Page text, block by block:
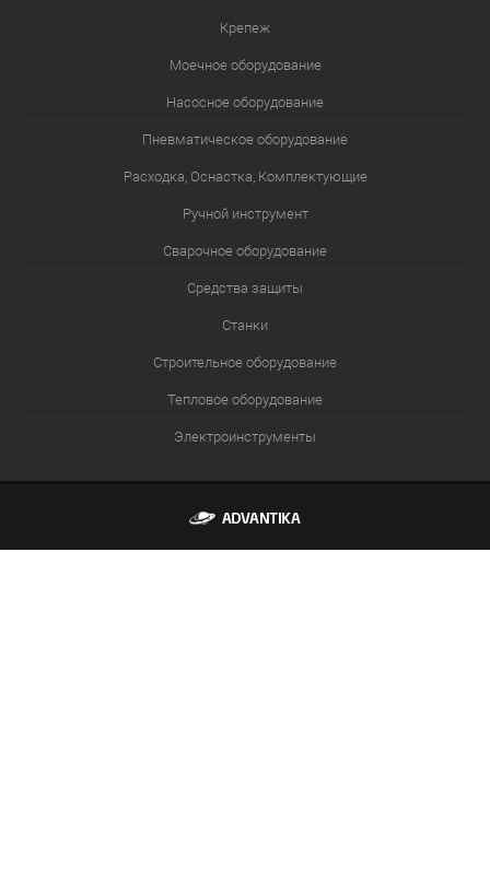
Крепеж
Моечное оборудование
Насосное оборудование
Пневматическое оборудование
Расходка, Оснастка, Комплектующие
Ручной инструмент
Сварочное оборудование
Средства защиты
Станки
Строительное оборудование
Тепловое оборудование
Электроинструменты